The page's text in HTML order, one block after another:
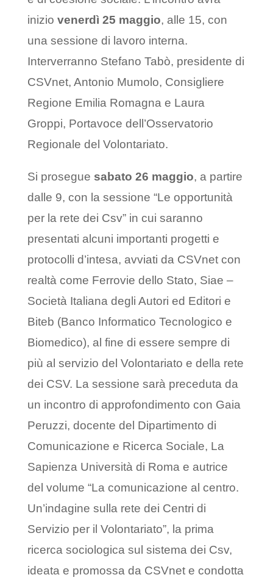
inizio venerdì 25 maggio, alle 15, con
una sessione di lavoro interna.
Interverranno Stefano Tabò, presidente di
CSVnet, Antonio Mumolo, Consigliere
Regione Emilia Romagna e Laura
Groppi, Portavoce dell’Osservatorio
Regionale del Volontariato.
Si prosegue sabato 26 maggio, a partire
dalle 9, con la sessione “Le opportunità
per la rete dei Csv” in cui saranno
presentati alcuni importanti progetti e
protocolli d’intesa, avviati da CSVnet con
realtà come Ferrovie dello Stato, Siae –
Società Italiana degli Autori ed Editori e
Biteb (Banco Informatico Tecnologico e
Biomedico), al fine di essere sempre di
più al servizio del Volontariato e della rete
dei CSV. La sessione sarà preceduta da
un incontro di approfondimento con Gaia
Peruzzi, docente del Dipartimento di
Comunicazione e Ricerca Sociale, La
Sapienza Università di Roma e autrice
del volume “La comunicazione al centro.
Un’indagine sulla rete dei Centri di
Servizio per il Volontariato”, la prima
ricerca sociologica sul sistema dei Csv,
ideata e promossa da CSVnet e condotta